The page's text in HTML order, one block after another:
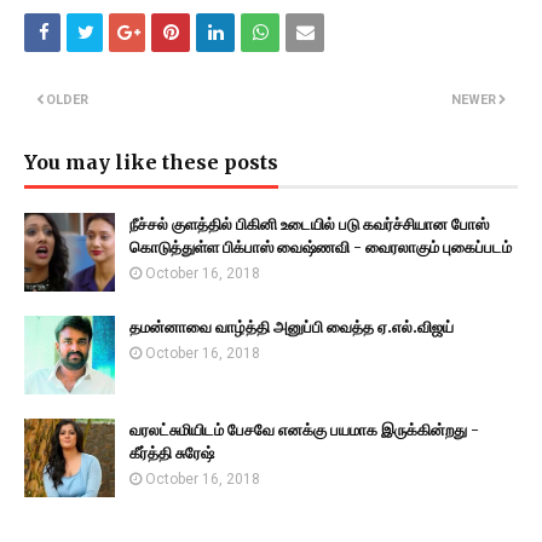
NEWER
OLDER
You may like these posts
நீச்சல் குளத்தில் பிகினி உடையில் படு கவர்ச்சியான போஸ்
கொடுத்துள்ள பிக்பாஸ் வைஷ்ணவி - வைரலாகும் புகைப்படம்
October 16, 2018
தமன்னாவை வாழ்த்தி அனுப்பி வைத்த ஏ.எல்.விஜய்
October 16, 2018
வரலட்சுமியிடம் பேசவே எனக்கு பயமாக இருக்கின்றது -
கீர்த்தி சுரேஷ்
October 16, 2018